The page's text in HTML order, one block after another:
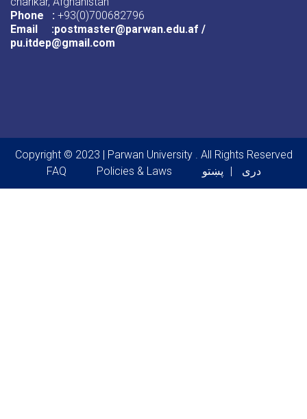
Phone : +93(0)700682796
Email :postmaster@parwan.edu.af /
pu.itdep@gmail.com
Copyright © 2023 | Parwan University . All Rights Reserved
Footer menu
FAQ Policies & Laws پښتو دری